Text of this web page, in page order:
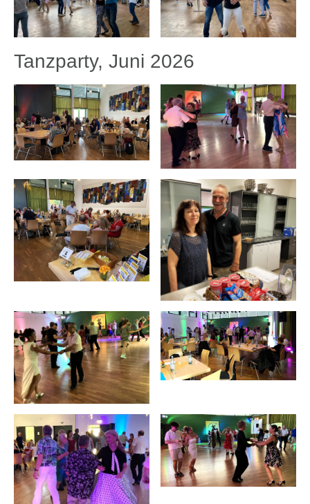
Tanzparty, Juni 2026